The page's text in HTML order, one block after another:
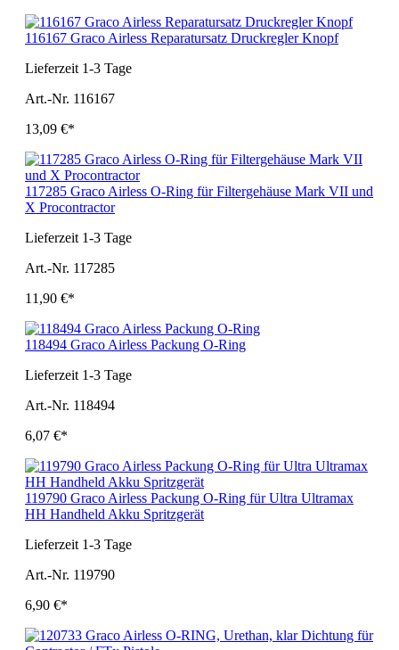
116167 Graco Airless Reparatursatz Druckregler Knopf
Lieferzeit 1-3 Tage
Art.-Nr. 116167
13,09 €*
117285 Graco Airless O-Ring für Filtergehäuse Mark VII und
X Procontractor
Lieferzeit 1-3 Tage
Art.-Nr. 117285
11,90 €*
118494 Graco Airless Packung O-Ring
Lieferzeit 1-3 Tage
Art.-Nr. 118494
6,07 €*
119790 Graco Airless Packung O-Ring für Ultra Ultramax
HH Handheld Akku Spritzgerät
Lieferzeit 1-3 Tage
Art.-Nr. 119790
6,90 €*